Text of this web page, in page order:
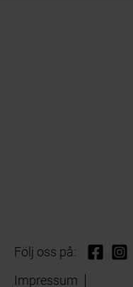
Följ oss på:
Impressum